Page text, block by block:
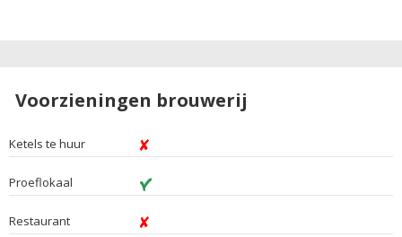
Voorzieningen brouwerij
Ketels te huur
Proeflokaal
Restaurant